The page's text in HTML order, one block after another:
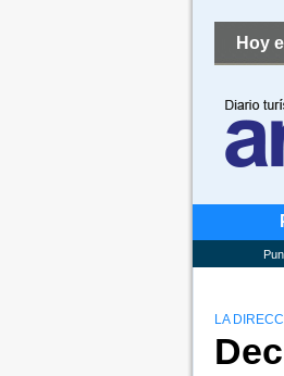
Hoy
LA